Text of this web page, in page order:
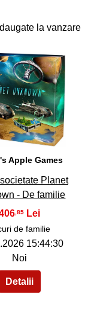
la vanzare
36
Apple Games
Planet
- De familie
,85
de familie
15:44:30
Noi